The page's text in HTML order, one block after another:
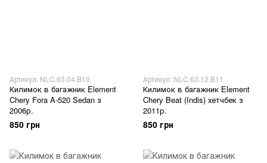
Артикул: NLC.63.04.B10
Килимок в багажник Element
Chery Fora A-520 Sedan з
2006р.
850 грн
Артикул: NLC.63.12.B11
Килимок в багажник Element
Chery Beat (Indis) хетчбек з
2011р.
850 грн